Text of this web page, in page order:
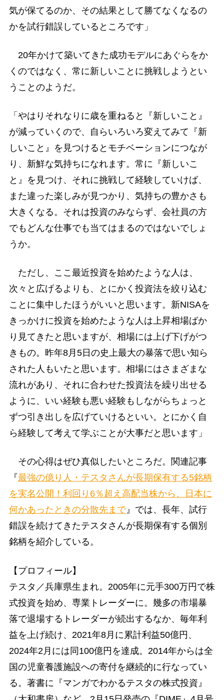
気が保てるのか、その結果として勝てなくなるの
かを試行錯誤しているところです」
20年かけて築いてきた成功モデルにあぐらをか
くのではなく、常に新しいことに挑戦しようとい
うことのようだ。
「やはりそれなりに歳を重ねると『新しいこと』
が減っていくので、自らいろいろ変えてみて『新
しいこと』を見つけるとモチベーションにつなが
り、新鮮な気持ちになれます。常に『新しいこ
と』を見つけ、それに挑戦して経験していけば、
また違った楽しみが見つかり、気持ちの豊かさも
大きくなる。それは投資のみならず、会社員の方
でもどんな仕事でも当てはまるのではないでしょ
うか。
ただし、ここ最近投資を始めたような人は、
次々と広げるよりも、とにかく投資法を絞り込む
ことに集中したほうがいいと思います。新NISAを
きっかけに投資を始めたような人は上昇相場ばか
り見てきたと思いますが、相場には上げ下げがつ
きもの。昨年8月5日の史上最大の暴落で思い知ら
された人もいたと思います。相場にはさまざまな
流れがあり、それに合わせた投資法を繰り出せる
ように、いい経験も悪い経験もしながらちょっと
ずつ引き出しを広げていけるといい。とにかく自
ら経験して考えて学ぶことが大事だと思います」
その心得はぜひ真似したいところだ。関連記事
『最強の億り人・テスタさんが長期保有する5銘柄
を実名公開！利回り6％超え高配当株から、日本に
何かあったときの分散先まで』では、長年、試行
錯誤を続けてきたテスタさんが長期保有する個別
銘柄を紹介している。
【プロフィール】
テスタ／兵庫県生まれ。2005年に元手300万円で株
式投資を始め、専業トレーダーに。幾多の市場暴
落で退場するトレーダーが続出するなか、毎年利
益を上げ続け、2021年8月に累計利益50億円、
2024年2月には同100億円を達成。2014年からは全
国の児童養護施設への寄付を継続的に行なってい
る。著書に『マンガでわかるテスタの株式投資』